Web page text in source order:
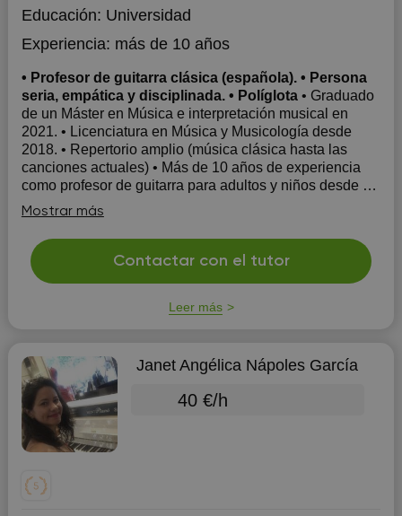
Educación: Universidad
Experiencia: más de 10 años
• Profesor de guitarra clásica (española). • Persona
seria, empática y disciplinada. • Políglota • Graduado
de un Máster en Música e interpretación musical en
2021. • Licenciatura en Música y Musicología desde
2018. • Repertorio amplio (música clásica hasta las
canciones actuales) • Más de 10 años de experiencia
como profesor de guitarra para adultos y niños desde 7
años. • Especialista en Músi...
Mostrar más
Contactar con el tutor
Leer más
Janet Angélica Nápoles García
40 €/h